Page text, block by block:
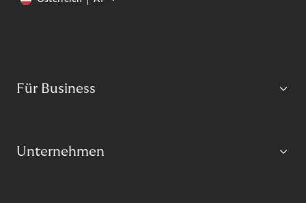
Für Business
Unternehmen